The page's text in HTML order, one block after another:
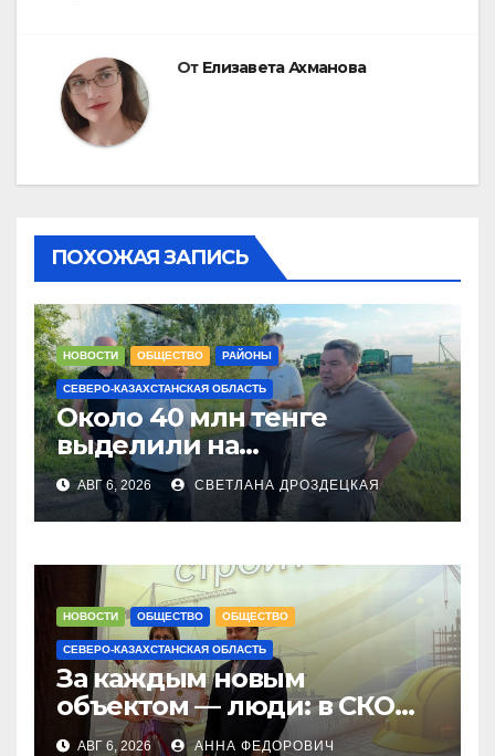
От Елизавета Ахманова
ПОХОЖАЯ ЗАПИСЬ
НОВОСТИ ОБЩЕСТВО РАЙОНЫ
СЕВЕРО-КАЗАХСТАНСКАЯ ОБЛАСТЬ
Около 40 млн тенге
выделили на
модернизацию котельных
в городе Тайынше
АВГ 6, 2026 СВЕТЛАНА ДРОЗДЕЦКАЯ
НОВОСТИ ОБЩЕСТВО ОБЩЕСТВО
СЕВЕРО-КАЗАХСТАНСКАЯ ОБЛАСТЬ
За каждым новым
объектом — люди: в СКО
чествовали строителей
АВГ 6, 2026 АННА ФЕДОРОВИЧ